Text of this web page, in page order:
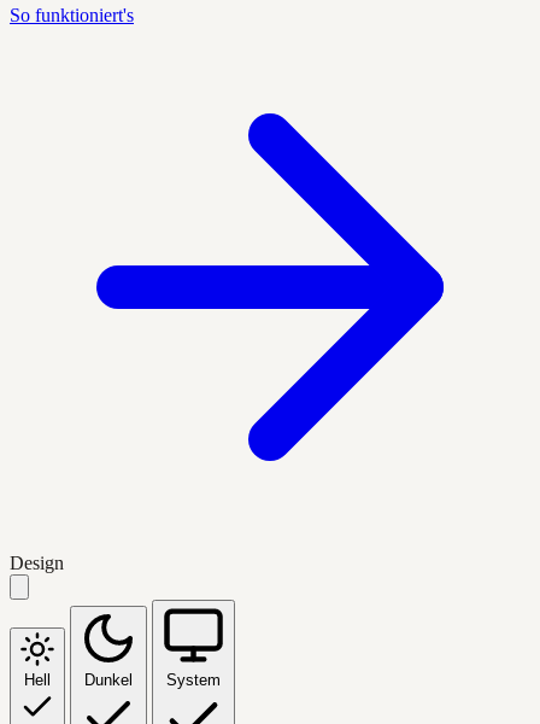
So funktioniert's
Design
Hell Dunkel System